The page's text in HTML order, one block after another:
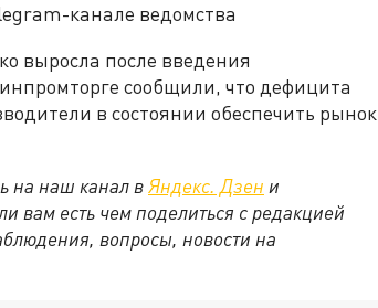
канале ведомства
выросла после введения
сообщили, что дефицита
в состоянии обеспечить рынок
на наш канал вЯндекс. Дзен и
вам есть чем поделиться с редакцией
вопросы, новости на